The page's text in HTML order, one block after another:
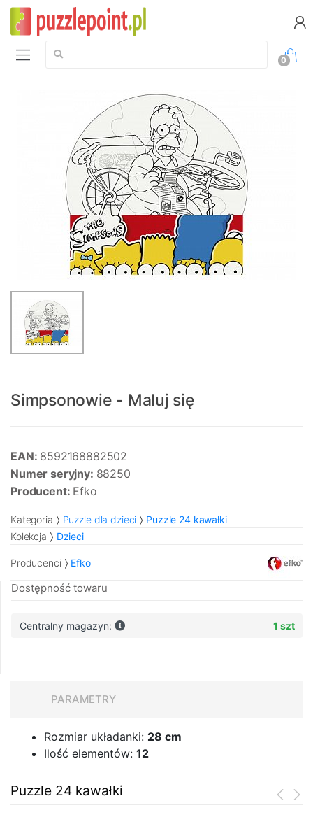
Szukaj:
0
Simpsonowie - Maluj się
EAN: 8592168882502
Numer seryjny: 88250
Producent: Efko
Kategoria Puzzle dla dzieci
Puzzle 24 kawałki
Kolekcja
Dzieci
Producenci Efko
Dostępność towaru
Centralny magazyn: 1 szt
PARAMETRY
Rozmiar układanki: 28 cm
Ilość elementów: 12
Puzzle 24 kawałki